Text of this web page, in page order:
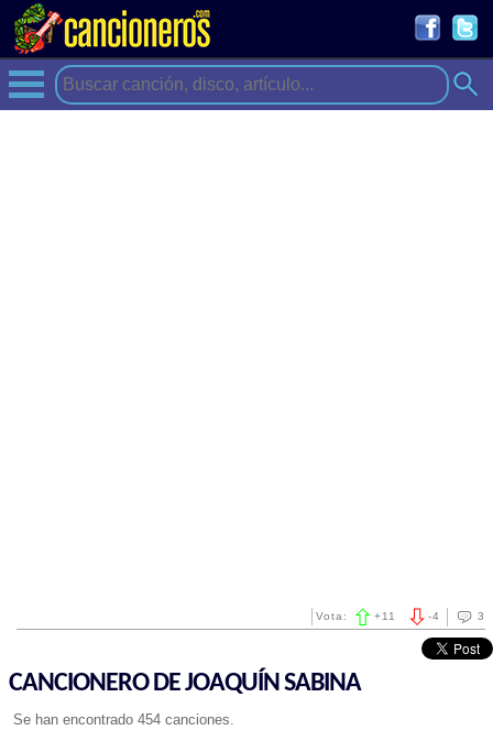
3
-4
Vota: +11
CANCIONERO DE JOAQUÍN SABINA
Se han encontrado 454 canciones.